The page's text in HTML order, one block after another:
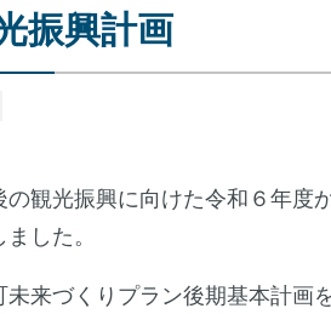
振興計画
観光振興に向けた令和６年
した。
未来づくりプラン後期基本計